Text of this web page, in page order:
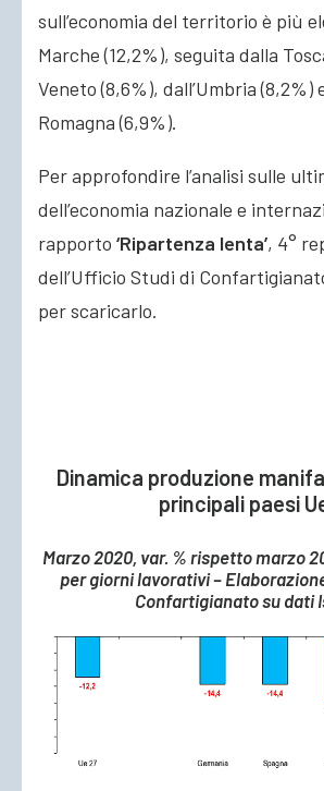
sull’economia del territorio è più
Marche (12,2%), seguita dalla
Veneto (8,6%), dall’Umbria (8,2%)
Romagna (6,9%).
Per approfondire l’analisi sulle
dell’economia nazionale e
rapporto ‘Ripartenza lenta’, 4°
dell’Ufficio Studi di
per scaricarlo.
Dinamica produzione
principali paesi
Marzo 2020, var. % rispetto marzo
per giorni lavorativi –
Confartigianato su dati